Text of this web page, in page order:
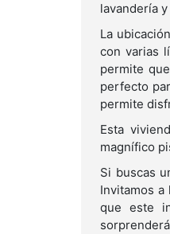
lavandería
La
con varias
permite
perfecto
permite
Esta
magnífico
Si buscas
Invitamos
que este